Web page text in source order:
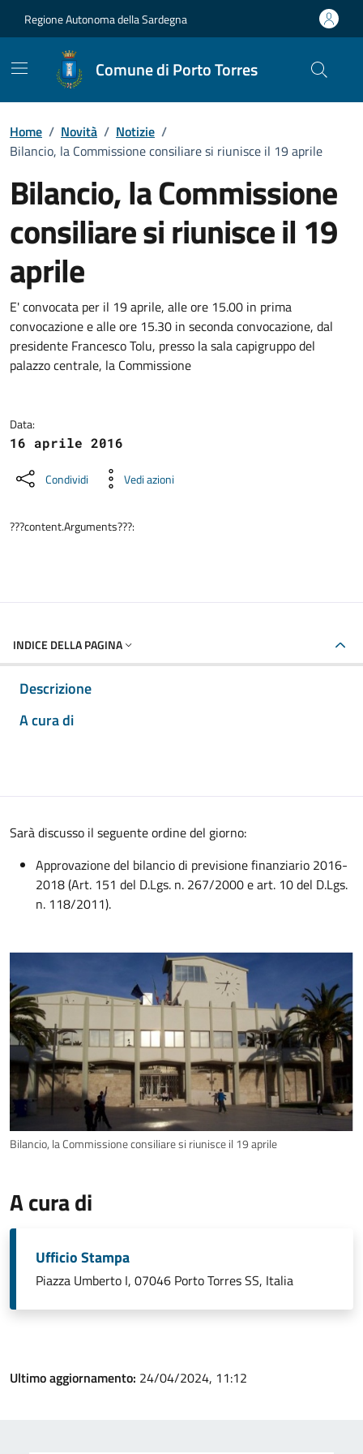
Regione Autonoma della Sardegna
Comune di Porto Torres
Home / Novità / Notizie /
Bilancio, la Commissione consiliare si riunisce il 19 aprile
Bilancio, la Commissione
consiliare si riunisce il 19
aprile
Dettagli della notizia
E' convocata per il 19 aprile, alle ore 15.00 in prima
convocazione e alle ore 15.30 in seconda convocazione, dal
presidente Francesco Tolu, presso la sala capigruppo del
palazzo centrale, la Commissione
Data:
16 aprile 2016
Condividi Vedi azioni
???content.Arguments???:
INDICE DELLA PAGINA
Descrizione
A cura di
Sarà discusso il seguente ordine del giorno:
Approvazione del bilancio di previsione finanziario 2016-
2018 (Art. 151 del D.Lgs. n. 267/2000 e art. 10 del D.Lgs.
n. 118/2011).
Bilancio, la Commissione consiliare si riunisce il 19 aprile
A cura di
Ufficio Stampa
Piazza Umberto I, 07046 Porto Torres SS, Italia
Ultimo aggiornamento: 24/04/2024, 11:12